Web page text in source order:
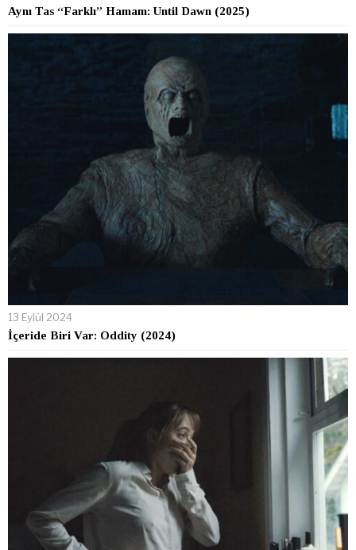
Aynı Tas “Farklı” Hamam: Until Dawn (2025)
13 Eylül 2024
İçeride Biri Var: Oddity (2024)